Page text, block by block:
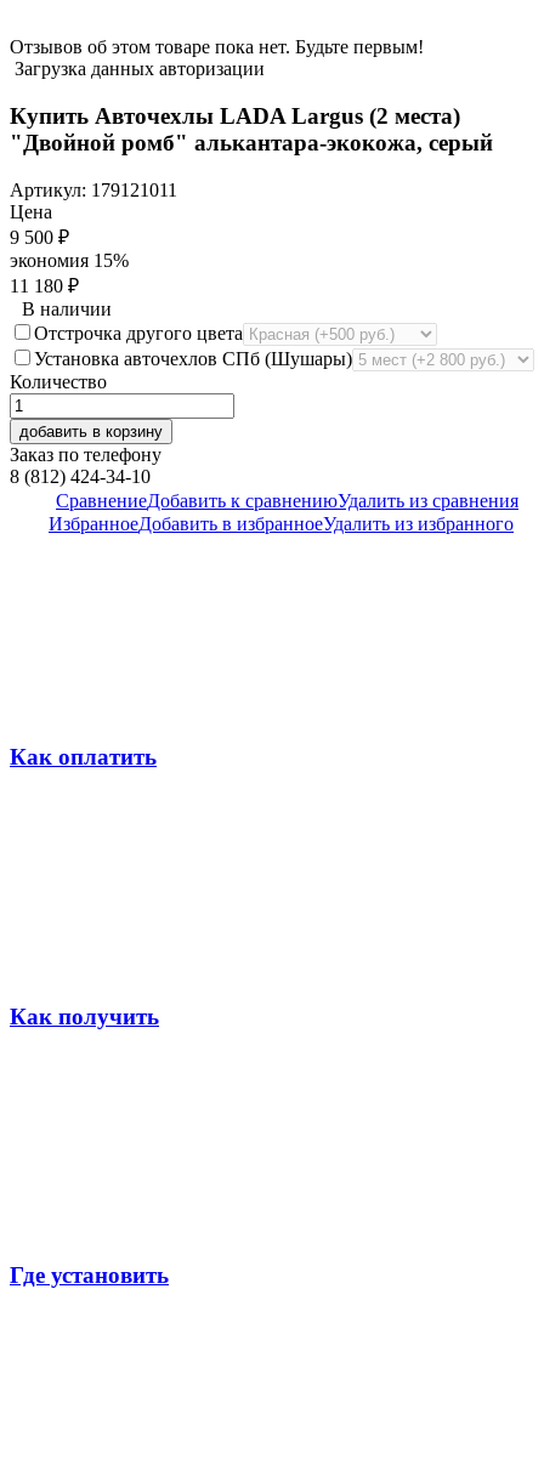
Отзывов об этом товаре пока нет. Будьте первым!
Загрузка данных авторизации
Купить Авточехлы LADA Largus (2 места)
"Двойной ромб" алькантара-экокожа, серый
Артикул: 179121011
Цена
9 500 ₽
экономия 15%
11 180 ₽
В наличии
Отстрочка другого цвета
Установка авточехлов СПб (Шушары)
Количество
добавить в корзину
Заказ по телефону
8 (812) 424-34-10
СравнениеДобавить к сравнениюУдалить из сравнения
ИзбранноеДобавить в избранноеУдалить из избранного
Как оплатить
Как получить
Где установить